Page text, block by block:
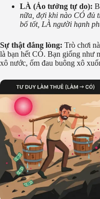
LÀ (Ảo tưởng tự do):
nữa, đợi khi nào CÓ đủ
bố tốt, LÀ người hạnh
Sự thật đắng lòng: Trò chơi
là bạn hết CÓ. Bạn giống như
xô nước, ốm đau buông xô